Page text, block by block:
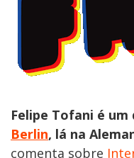
Felipe Tofani é
Berlin, lá na
comenta sobre